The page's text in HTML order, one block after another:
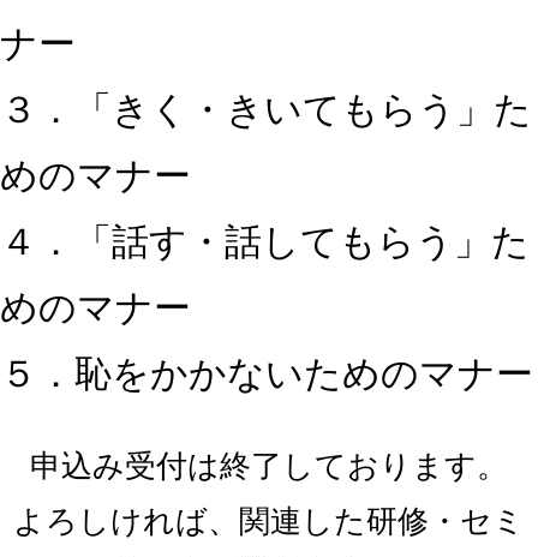
ナー
３．「きく・きいてもらう」た
めのマナー
４．「話す・話してもらう」た
めのマナー
５．恥をかかないためのマナー
申込み受付は終了しております。
よろしければ、関連した研修・セミ